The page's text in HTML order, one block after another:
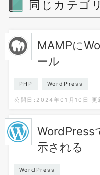
同じカテゴ
MAMPに
ール
PHP WordPress
公開日:2024年01月10日
WordPress
示される
WordPress